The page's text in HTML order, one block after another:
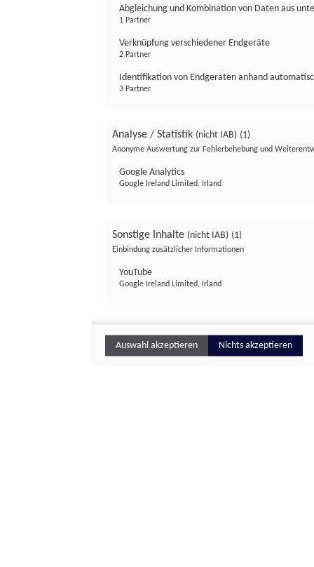
Abgleichung und Kombination von Daten aus
1 Partner
Verknüpfung verschiedener Endgeräte
2 Partner
Identifikation von Endgeräten anhand
3 Partner
Analyse / Statistik (nicht IAB) (1)
Anonyme Auswertung zur Fehlerbehebung und
Google Analytics
Google Ireland Limited, Irland
Sonstige Inhalte (nicht IAB) (1)
Einbindung zusätzlicher Informationen
YouTube
Google Ireland Limited, Irland
Auswahl akzeptieren Nichts akzeptieren